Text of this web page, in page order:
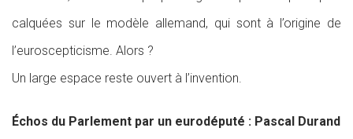
calquées sur le modèle allemand, qui sont à l’origine de
l’euroscepticisme. Alors ?
Un large espace reste ouvert à l’invention.
Échos du Parlement par un eurodéputé : Pascal Durand